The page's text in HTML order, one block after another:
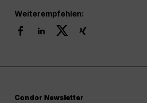
Weiterempfehlen:
Condor Newsletter